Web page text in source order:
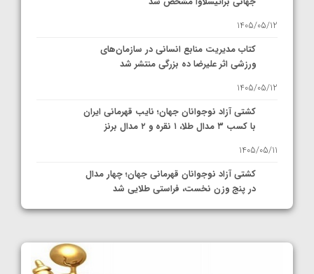
1405/05/12
کتاب مدیریت منابع انسانی در سازمان‌های
ورزشی اثر علیرضا ده بزرگی منتشر شد
1405/05/12
کشتی آزاد نوجوانان جهان؛ نایب قهرمانی ایران
با کسب ۳ مدال طلا، ۱ نقره و ۲ مدال برنز
1405/05/11
کشتی آزاد نوجوانان قهرمانی جهان؛ چهار مدال
در پنج وزن نخست، فراستی طلایی شد
1405/05/11